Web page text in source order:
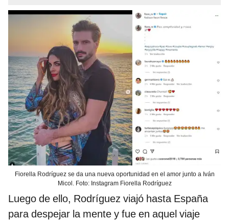
Fiorella Rodríguez se da una nueva oportunidad en el amor junto a Iván
Micol. Foto: Instagram Fiorella Rodríguez
Luego de ello, Rodríguez viajó hasta España
para despejar la mente y fue en aquel viaje